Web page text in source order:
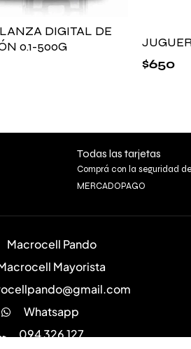
DIGITAL DE
0.1-500G
$650
Todas las tarjetas
Comprá con la seguridad de
MERCADOPAGO
Macrocell Pando
Mayorista
Whatsapp
094 326 127